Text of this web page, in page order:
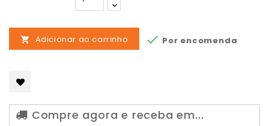
 Adicionar ao carrinho  Por encomenda
Compre agora e receba em...